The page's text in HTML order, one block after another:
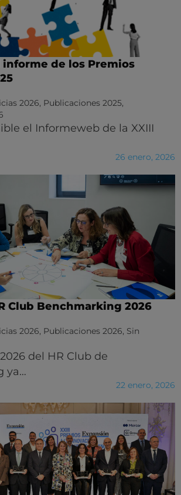
de los Premios
2026, Publicaciones 2025,
el Informeweb de la XXIII
26 enero, 2026
Club Benchmarking 2026
2026, Publicaciones 2026, Sin
del HR Club de
ya…
22 enero, 2026